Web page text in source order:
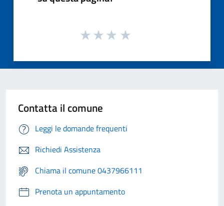
Contatta il comune
Leggi le domande frequenti
Richiedi Assistenza
Chiama il comune 0437966111
Prenota un appuntamento